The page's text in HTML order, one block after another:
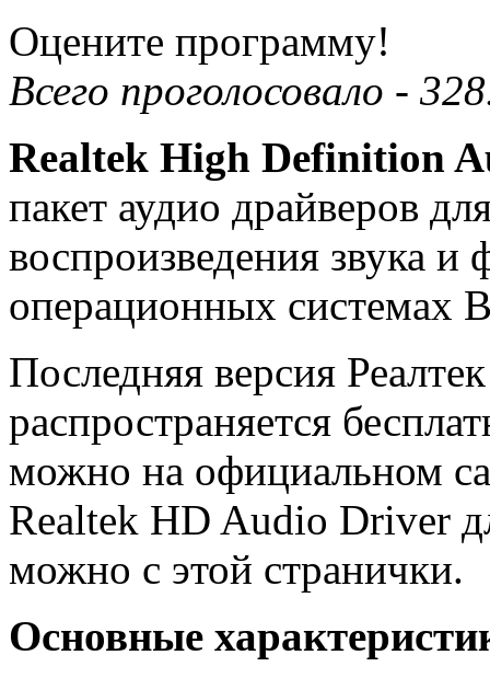
Оцените программу!
Всего проголосовало - 328
Realtek High Definition
пакет аудио драйверов
воспроизведения звука и
операционных системах
Последняя версия
распространяется
можно на официальном
Realtek HD Audio Driver
можно с этой странички.
Основные